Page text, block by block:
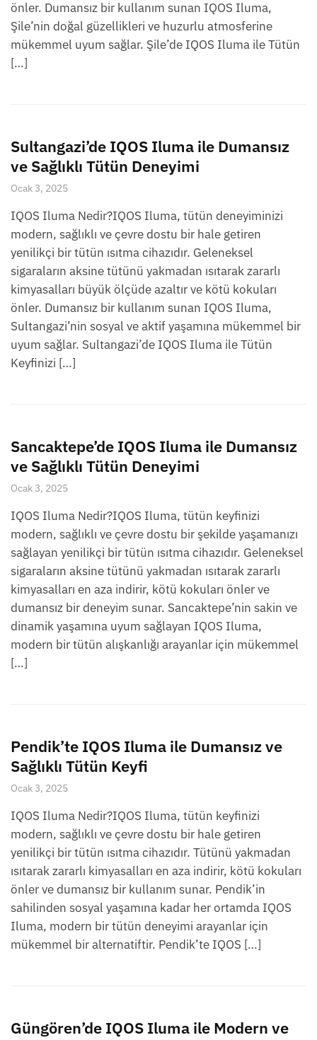
önler. Dumansız bir kullanım sunan IQOS Iluma,
Şile’nin doğal güzellikleri ve huzurlu atmosferine
mükemmel uyum sağlar. Şile’de IQOS Iluma ile Tütün
[…]
Sultangazi’de IQOS Iluma ile Dumansız
ve Sağlıklı Tütün Deneyimi
Ocak 3, 2025
IQOS Iluma Nedir?IQOS Iluma, tütün deneyiminizi
modern, sağlıklı ve çevre dostu bir hale getiren
yenilikçi bir tütün ısıtma cihazıdır. Geleneksel
sigaraların aksine tütünü yakmadan ısıtarak zararlı
kimyasalları büyük ölçüde azaltır ve kötü kokuları
önler. Dumansız bir kullanım sunan IQOS Iluma,
Sultangazi’nin sosyal ve aktif yaşamına mükemmel bir
uyum sağlar. Sultangazi’de IQOS Iluma ile Tütün
Keyfinizi […]
Sancaktepe’de IQOS Iluma ile Dumansız
ve Sağlıklı Tütün Deneyimi
Ocak 3, 2025
IQOS Iluma Nedir?IQOS Iluma, tütün keyfinizi
modern, sağlıklı ve çevre dostu bir şekilde yaşamanızı
sağlayan yenilikçi bir tütün ısıtma cihazıdır. Geleneksel
sigaraların aksine tütünü yakmadan ısıtarak zararlı
kimyasalları en aza indirir, kötü kokuları önler ve
dumansız bir deneyim sunar. Sancaktepe’nin sakin ve
dinamik yaşamına uyum sağlayan IQOS Iluma,
modern bir tütün alışkanlığı arayanlar için mükemmel
[…]
Pendik’te IQOS Iluma ile Dumansız ve
Sağlıklı Tütün Keyfi
Ocak 3, 2025
IQOS Iluma Nedir?IQOS Iluma, tütün keyfinizi
modern, sağlıklı ve çevre dostu bir hale getiren
yenilikçi bir tütün ısıtma cihazıdır. Tütünü yakmadan
ısıtarak zararlı kimyasalları en aza indirir, kötü kokuları
önler ve dumansız bir kullanım sunar. Pendik’in
sahilinden sosyal yaşamına kadar her ortamda IQOS
Iluma, modern bir tütün deneyimi arayanlar için
mükemmel bir alternatiftir. Pendik’te IQOS […]
Güngören’de IQOS Iluma ile Modern ve